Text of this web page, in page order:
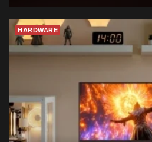
HARDWARE